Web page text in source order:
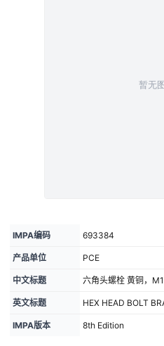
IMPA编码 693384
产品单位 PCE
中文标题 六角头螺栓 黄铜，
英文标题 HEX HEAD BOLT
IMPA版本 8th Edition